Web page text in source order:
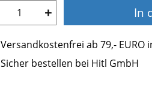
+ In
Versandkostenfrei ab 79,-
Sicher bestellen bei Hitl GmbH